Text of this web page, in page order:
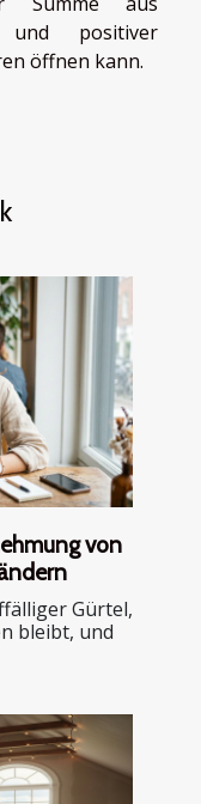
und positiver
öffnen kann.
von
Gürtel,
bleibt, und